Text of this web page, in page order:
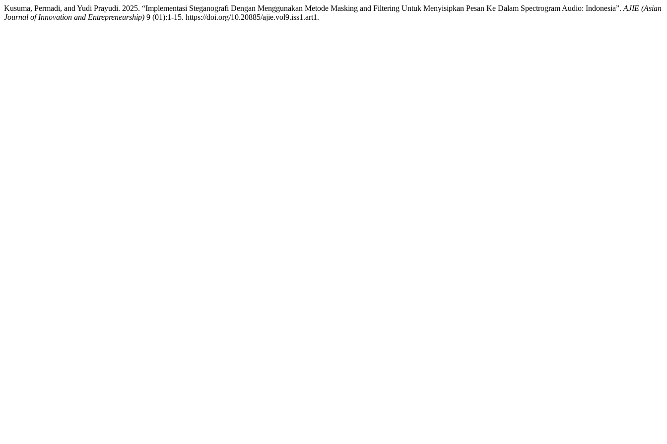
Kusuma, Permadi, and Yudi Prayudi. 2025. “Implementasi Steganografi Dengan Menggunakan Metode Masking and Filtering Untuk Menyisipkan Pesan Ke Dalam Spectrogram Audio: Indonesia”. AJIE (Asian
Journal of Innovation and Entrepreneurship) 9 (01):1-15. https://doi.org/10.20885/ajie.vol9.iss1.art1.